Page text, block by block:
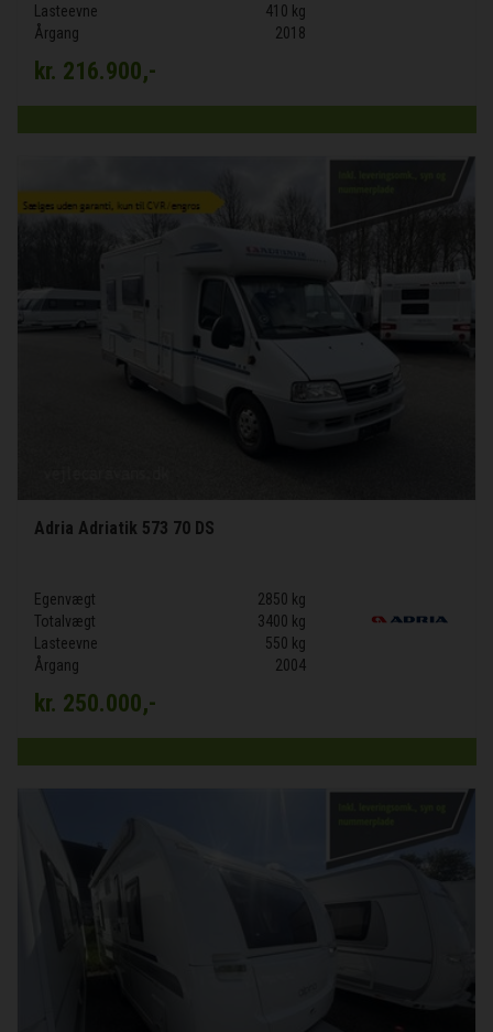
Lasteevne
410 kg
Årgang
2018
kr. 216.900,-
Adria Adriatik 573 70 DS
Egenvægt
2850 kg
Totalvægt
3400 kg
Lasteevne
550 kg
Årgang
2004
kr. 250.000,-